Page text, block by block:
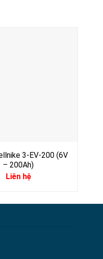
3-EV-200 (6V
– 200Ah)
Liên hệ